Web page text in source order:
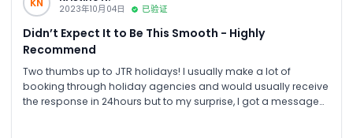
KN 2023年10月04日 已验证
Didn’t Expect It to Be This Smooth - Highly
Recommend
Two thumbs up to JTR holidays! I usually make a lot of
booking through holiday agencies and would usually receive
the response in 24hours but to my surprise, I got a message